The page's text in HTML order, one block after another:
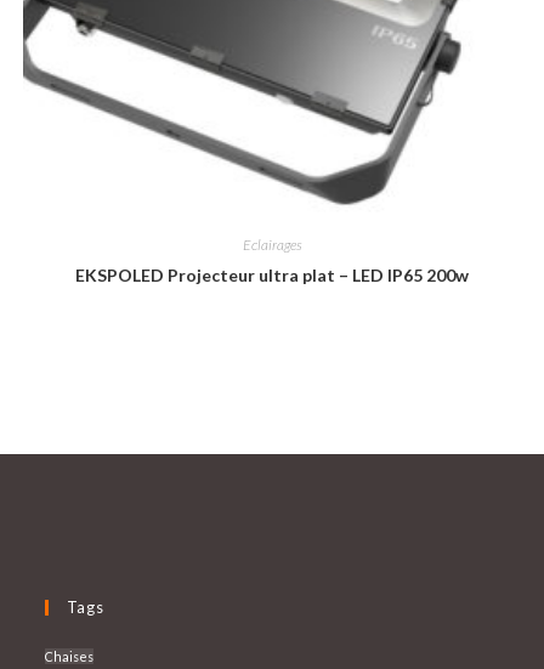
Eclairages
EKSPOLED Projecteur ultra plat – LED IP65 200w
Tags
Chaises